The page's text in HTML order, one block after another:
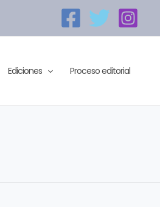
Ediciones Proceso editorial